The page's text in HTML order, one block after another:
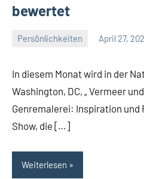
bewertet
Persönlichkeiten April 27,
In diesem Monat wird in der
Washington, DC, „ Vermeer
Genremalerei: Inspiration und
Show, die […]
Weiterlesen